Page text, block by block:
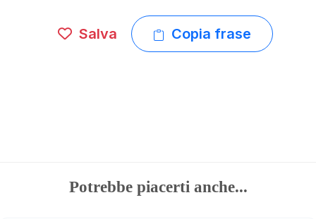
Salva Copia frase
Potrebbe piacerti anche...